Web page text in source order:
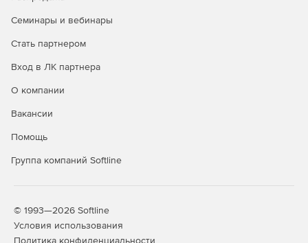
База данных управления конфигурациями.
Семинары и вебинары
Стать партнером
Вход в ЛК партнера
О компании
Вакансии
Помощь
Группа компаний Softline
© 1993—2026 Softline
Условия использования
Политика конфиденциальности